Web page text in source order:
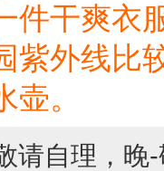
件干爽衣
紫外线比
。
请自理，晚